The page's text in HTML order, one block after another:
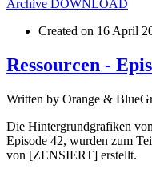
Archive DOWNLOAD
Created on 16 April
Ressourcen -
Written by Orange &
Die Hintergrundgrafiken
Episode 42, wurden zum
von [ZENSIERT] erstellt.